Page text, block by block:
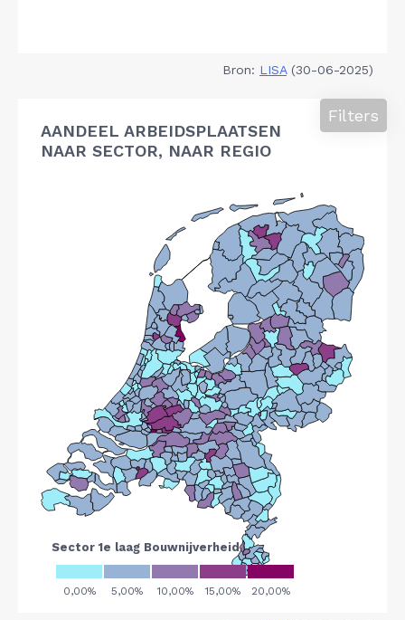
Bron: LISA(30-06-2025)
AANDEEL ARBEIDSPLAATSEN
NAAR SECTOR, NAAR REGIO
Filters